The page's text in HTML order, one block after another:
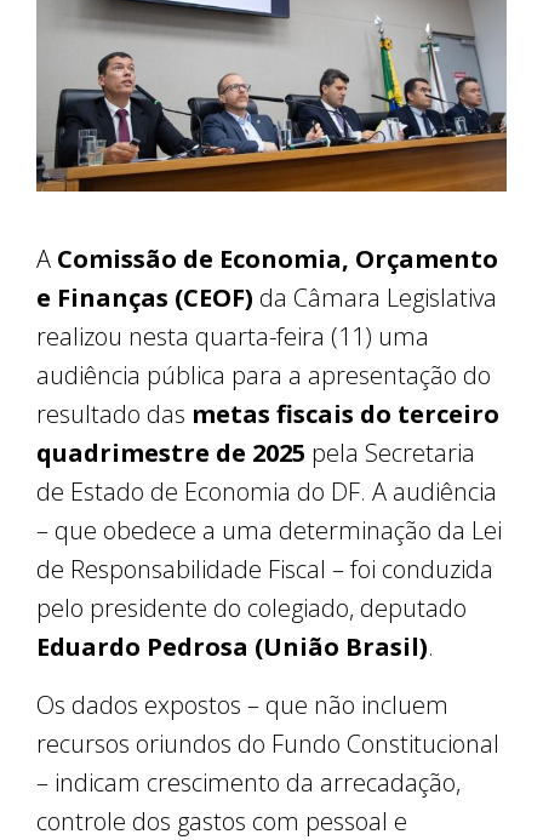
A Comissão de Economia, Orçamento
e Finanças (CEOF) da Câmara Legislativa
realizou nesta quarta-feira (11) uma
audiência pública para a apresentação do
resultado das metas fiscais do terceiro
quadrimestre de 2025 pela Secretaria
de Estado de Economia do DF. A audiência
– que obedece a uma determinação da Lei
de Responsabilidade Fiscal – foi conduzida
pelo presidente do colegiado, deputado
Eduardo Pedrosa (União Brasil).
Os dados expostos – que não incluem
recursos oriundos do Fundo Constitucional
– indicam crescimento da arrecadação,
controle dos gastos com pessoal e